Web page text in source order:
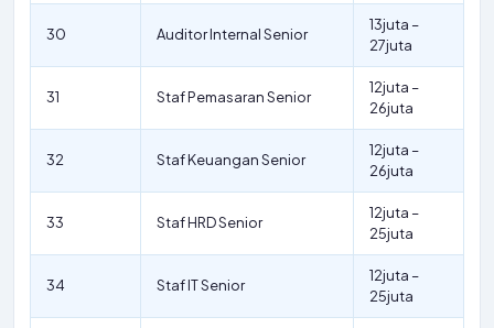
30 Auditor Internal Senior
13juta –
27juta
31 Staf Pemasaran Senior
12juta –
26juta
32 Staf Keuangan Senior
12juta –
26juta
33 Staf HRD Senior
12juta –
25juta
34 Staf IT Senior
12juta –
25juta